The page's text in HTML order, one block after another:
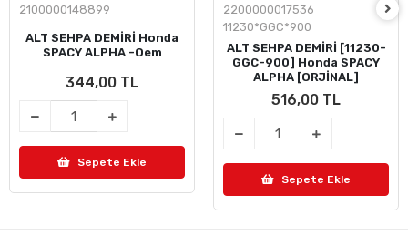
2100000148899
ALT SEHPA DEMİRİ Honda
SPACY ALPHA -Oem
344,00 TL
Sepete Ekle
2200000017536
11230*GGC*900
ALT SEHPA DEMİRİ [11230-
GGC-900] Honda SPACY
ALPHA [ORJİNAL]
516,00 TL
Sepete Ekle